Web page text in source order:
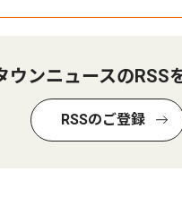
ウンニュースのRSS
RSSのご登録